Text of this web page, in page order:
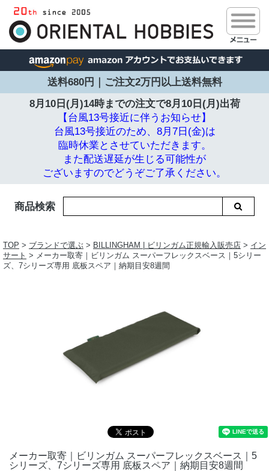
送料680円｜ご注文2万円以上送料無料
8月10日(月)14時までの注文で8月10日(月)出荷
【台風13号接近に伴うお知らせ】
台風13号接近のため、8月7日(金)は
臨時休業とさせていただきます。
また配送遅延が生じる可能性が
ございますのでどうぞご了承ください。
商品検索
TOP > ブランドで選ぶ > BILLINGHAM | ビリンガム正規輸入販売店 > イン
サート > メーカー取寄｜ビリンガム スーパーフレックスベース｜5シリー
ズ、7シリーズ専用 底板スペア｜納期目安8週間
メーカー取寄｜ビリンガム スーパーフレックスベース｜5
シリーズ、7シリーズ専用 底板スペア｜納期目安8週間